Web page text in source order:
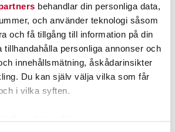
behandlar din personliga data,
och använder teknologi såsom
och få tillgång till information på din
tillhandahålla personliga annonser och
innehållsmätning, åskådarinsikter
Du kan själv välja vilka som får
i vilka syften.
135mm
:
pris:
Mikado Jaws Jighead 7g
3st.
Pris:25,00 kr25,00 kr